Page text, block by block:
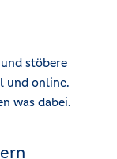
stöbere
und online.
was dabei.